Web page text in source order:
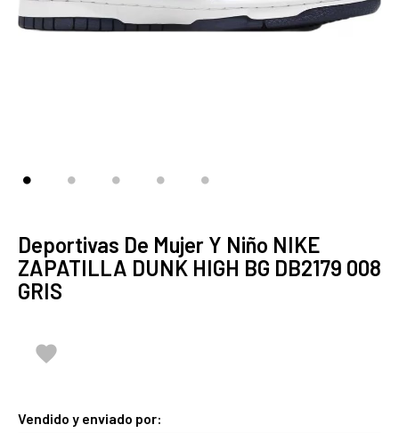
Deportivas De Mujer Y Niño NIKE
ZAPATILLA DUNK HIGH BG DB2179 008
GRIS

Vendido y enviado por: